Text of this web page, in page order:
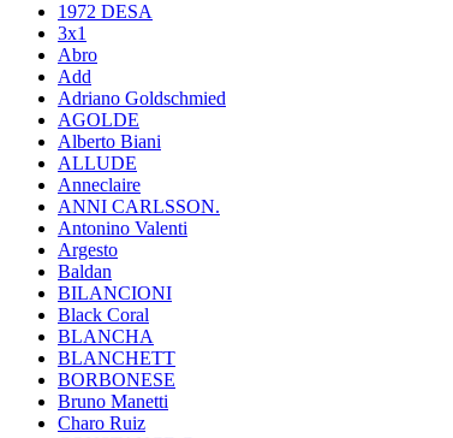
1972 DESA
3x1
Abro
Add
Adriano Goldschmied
AGOLDE
Alberto Biani
ALLUDE
Anneclaire
ANNI CARLSSON.
Antonino Valenti
Argesto
Baldan
BILANCIONI
Black Coral
BLANCHA
BLANCHETT
BORBONESE
Bruno Manetti
Charo Ruiz